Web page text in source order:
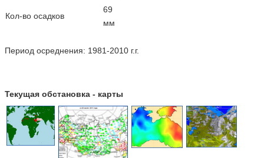
Кол-во осадков
69
мм
Период осреднения: 1981-2010 г.г.
Текущая обстановка - карты